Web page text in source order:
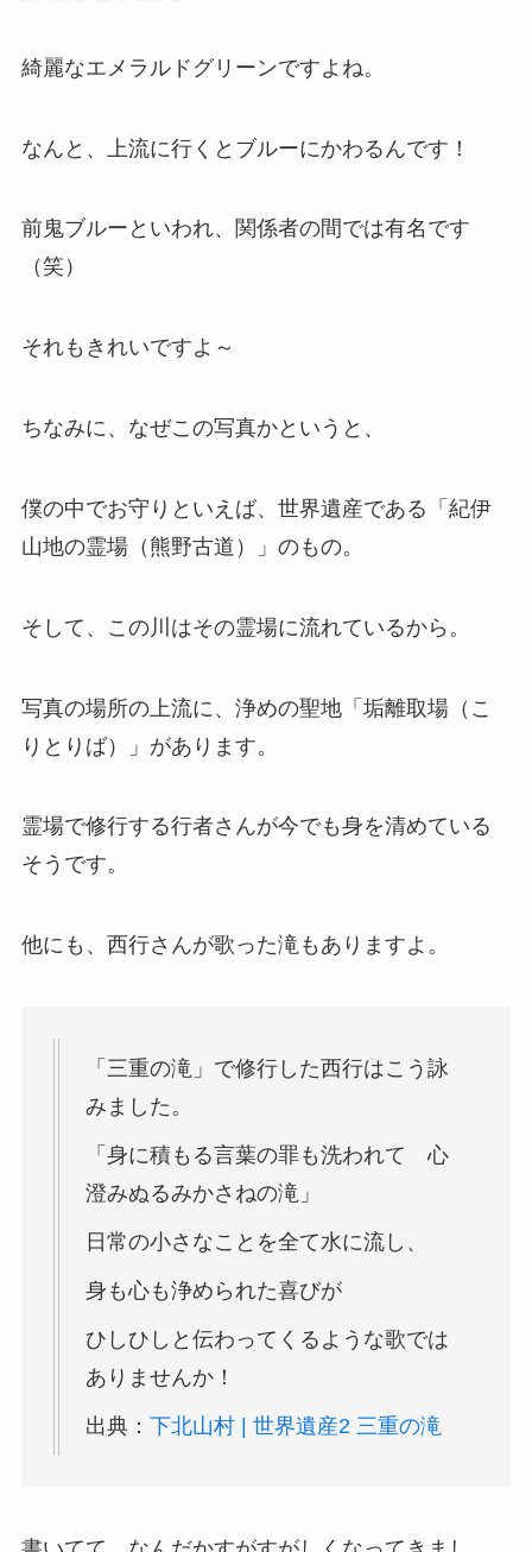
綺麗なエメラルドグリーンですよね。
なんと、上流に行くとブルーにかわるんです！
前鬼ブルーといわれ、関係者の間では有名です
（笑）
それもきれいですよ～
ちなみに、なぜこの写真かというと、
僕の中でお守りといえば、世界遺産である「紀伊
山地の霊場（熊野古道）」のもの。
そして、この川はその霊場に流れているから。
写真の場所の上流に、浄めの聖地「垢離取場（こ
りとりば）」があります。
霊場で修行する行者さんが今でも身を清めている
そうです。
他にも、西行さんが歌った滝もありますよ。
「三重の滝」で修行した西行はこう詠
みました。
「身に積もる言葉の罪も洗われて 心
澄みぬるみかさねの滝」
日常の小さなことを全て水に流し、
身も心も浄められた喜びが
ひしひしと伝わってくるような歌では
ありませんか！
出典： 下北山村 | 世界遺産2 三重の滝